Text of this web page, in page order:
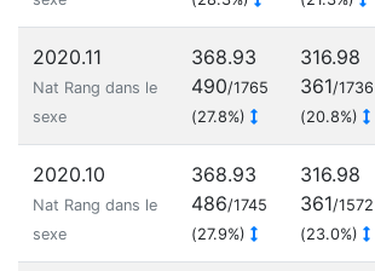
2020.11
Nat Rang dans le
sexe
368.93
490/1765
(27.8%)
316.98
361/1736
(20.8%)
2020.10
Nat Rang dans le
sexe
368.93
486/1745
(27.9%)
316.98
361/1572
(23.0%)